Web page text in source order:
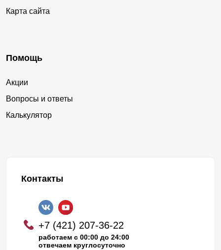
Карта сайта
Помощь
Акции
Вопросы и ответы
Калькулятор
Контакты
+7 (421) 207-36-22
работаем с 00:00 до 24:00
отвечаем круглосуточно